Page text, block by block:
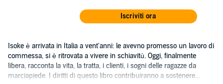
Iscriviti ora
Isoke è arrivata in Italia a vent'anni: le avevno promesso un lavoro di
commessa, si è ritrovata a vivere in schiavitù. Oggi, finalmente
libera, racconta la vita, la tratta, i clienti, i sogni delle ragazze da
marciapiede. I diritti di questo libro contribuiranno a sostenere...